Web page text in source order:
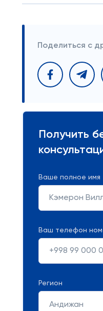
Поделиться с
Получить
Ваше полное имя
Ваш телефон
Регион
Андижан